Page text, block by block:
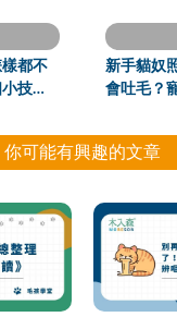
都不
技
新手貓奴
會吐毛？
你可能有興趣的文章